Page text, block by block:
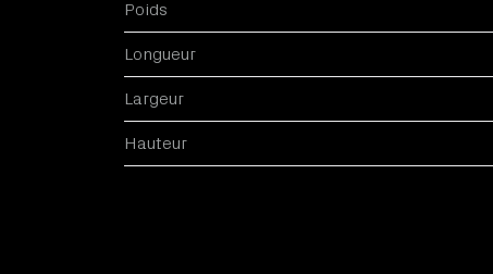
Poids
Longueur
Largeur
Hauteur